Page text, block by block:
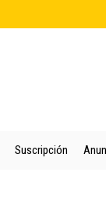
Suscripción
Inicio Quienes